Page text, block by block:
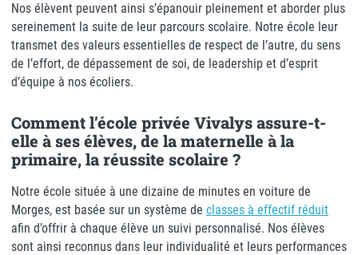
Nos élèvent peuvent ainsi s’épanouir pleinement et aborder plus
sereinement la suite de leur parcours scolaire. Notre école leur
transmet des valeurs essentielles de respect de l’autre, du sens
de l’effort, de dépassement de soi, de leadership et d’esprit
d’équipe à nos écoliers.
Comment l’école privée Vivalys assure-t-
elle à ses élèves, de la maternelle à la
primaire, la réussite scolaire ?
Notre école située à une dizaine de minutes en voiture de
Morges, est basée sur un système de classes à effectif réduit
afin d’offrir à chaque élève un suivi personnalisé. Nos élèves
sont ainsi reconnus dans leur individualité et leurs performances